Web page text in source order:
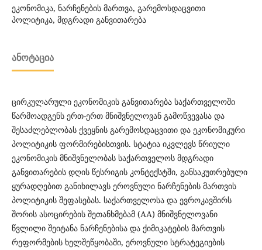
ეკონომიკა, ნარჩენების მართვა, გარემოსდაცვითი
პოლიტიკა, მდგრადი განვითარება
ᲐᲜᲝᲢᲐᲪᲘᲐ
ცირკულარული ეკონომიკის განვითარება საქართველოში
წარმოადგენს ერთ-ერთ მნიშვნელოვან გამოწვევასა და
შესაძლებლობას ქვეყნის გარემოსდაცვითი და ეკონომიკური
პოლიტიკის ფორმირებისთვის. სტატია იკვლევს წრიული
ეკონომიკის მნიშვნელობას საქართველოს მდგრადი
განვითარების დღის წესრიგის კონტექსტში, განსაკუთრებული
ყურადღებით განიხილავს ეროვნული ნარჩენების მართვის
პოლიტიკის შეფასებას. საქართველოსა და ევროკავშირს
შორის ასოცირების შეთანხმებამ (AA) მნიშვნელოვანი
წვლილი შეიტანა ნარჩენებისა და ქიმიკატების მართვის
რეფორმების ხელშეწყობაში, ეროვნული სტრატეგიების